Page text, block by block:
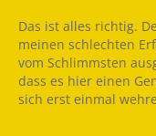
Das ist alles richtig.
meinen schlechten
vom Schlimmsten
dass es hier einen
sich erst einmal